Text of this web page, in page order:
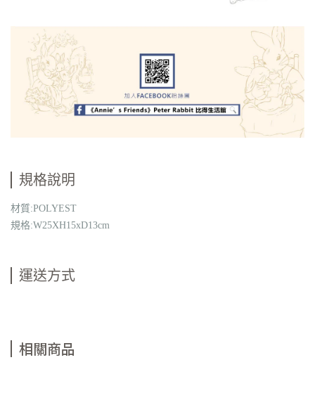
規格說明
材質:POLYEST
規格:W25XH15xD13cm
運送方式
相關商品